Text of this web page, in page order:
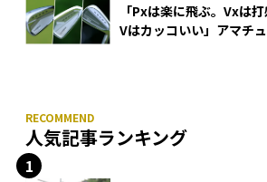
「Pxは楽に飛ぶ。Vxは
Vはカッコいい」アマチ
人気記事ランキング